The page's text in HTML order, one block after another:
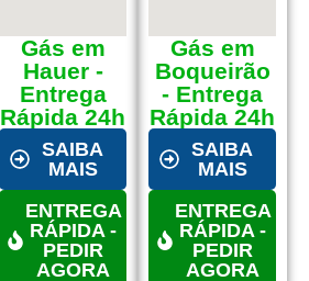
Gás em
Hauer -
Entrega
Rápida 24h
SAIBA
MAIS
ENTREGA
RÁPIDA -
PEDIR
AGORA
Gás em
Boqueirão
- Entrega
Rápida 24h
SAIBA
MAIS
ENTREGA
RÁPIDA -
PEDIR
AGORA